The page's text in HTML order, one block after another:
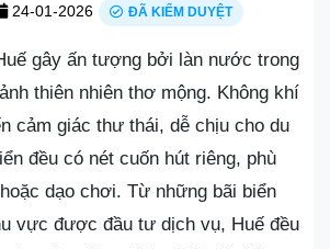
24-01-2026 ĐÃ KIỂM DUYỆT
gây ấn tượng bởi làn nước trong
thiên nhiên thơ mộng. Không khí
cảm giác thư thái, dễ chịu cho du
đều có nét cuốn hút riêng, phù
dạo chơi. Từ những bãi biển
vực được đầu tư dịch vụ, Huế đều